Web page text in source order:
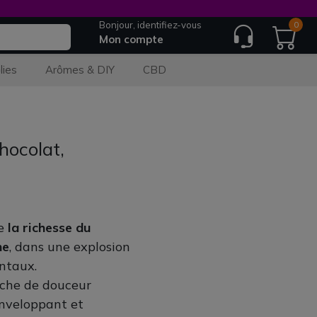
Bonjour, identifiez-vous
Mon compte
0
Arômes & DIY CBD
la richesse du
, dans une explosion
de douceur
et